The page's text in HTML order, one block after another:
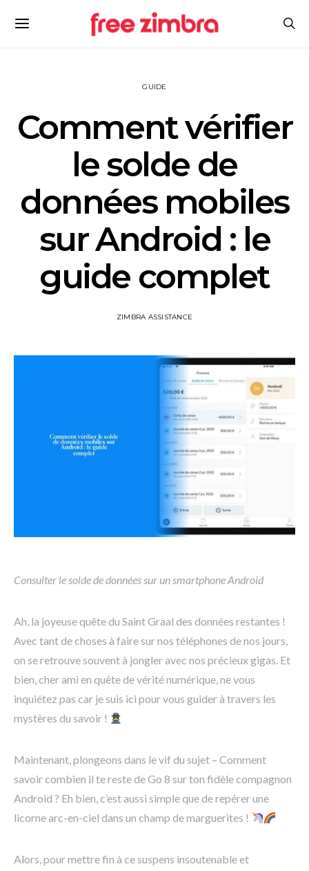
GUIDE
Comment vérifier
le solde de
données mobiles
sur Android : le
guide complet
ZIMBRA ASSISTANCE
Consulter le solde de données sur un smartphone Android
Ah, la joyeuse quête du Saint Graal des données restantes !
Avec tant de choses à faire sur nos téléphones de nos jours,
on se retrouve souvent à jongler avec nos précieux gigas. Et
bien, cher ami en quête de vérité numérique, ne vous
inquiétez pas car je suis ici pour vous guider à travers les
mystères du savoir !
Maintenant, plongeons dans le vif du sujet – Comment
savoir combien il te reste de Go 8 sur ton fidèle compagnon
Android ? Eh bien, c’est aussi simple que de repérer une
licorne arc-en-ciel dans un champ de marguerites !
Alors, pour mettre fin à ce suspens insoutenable et